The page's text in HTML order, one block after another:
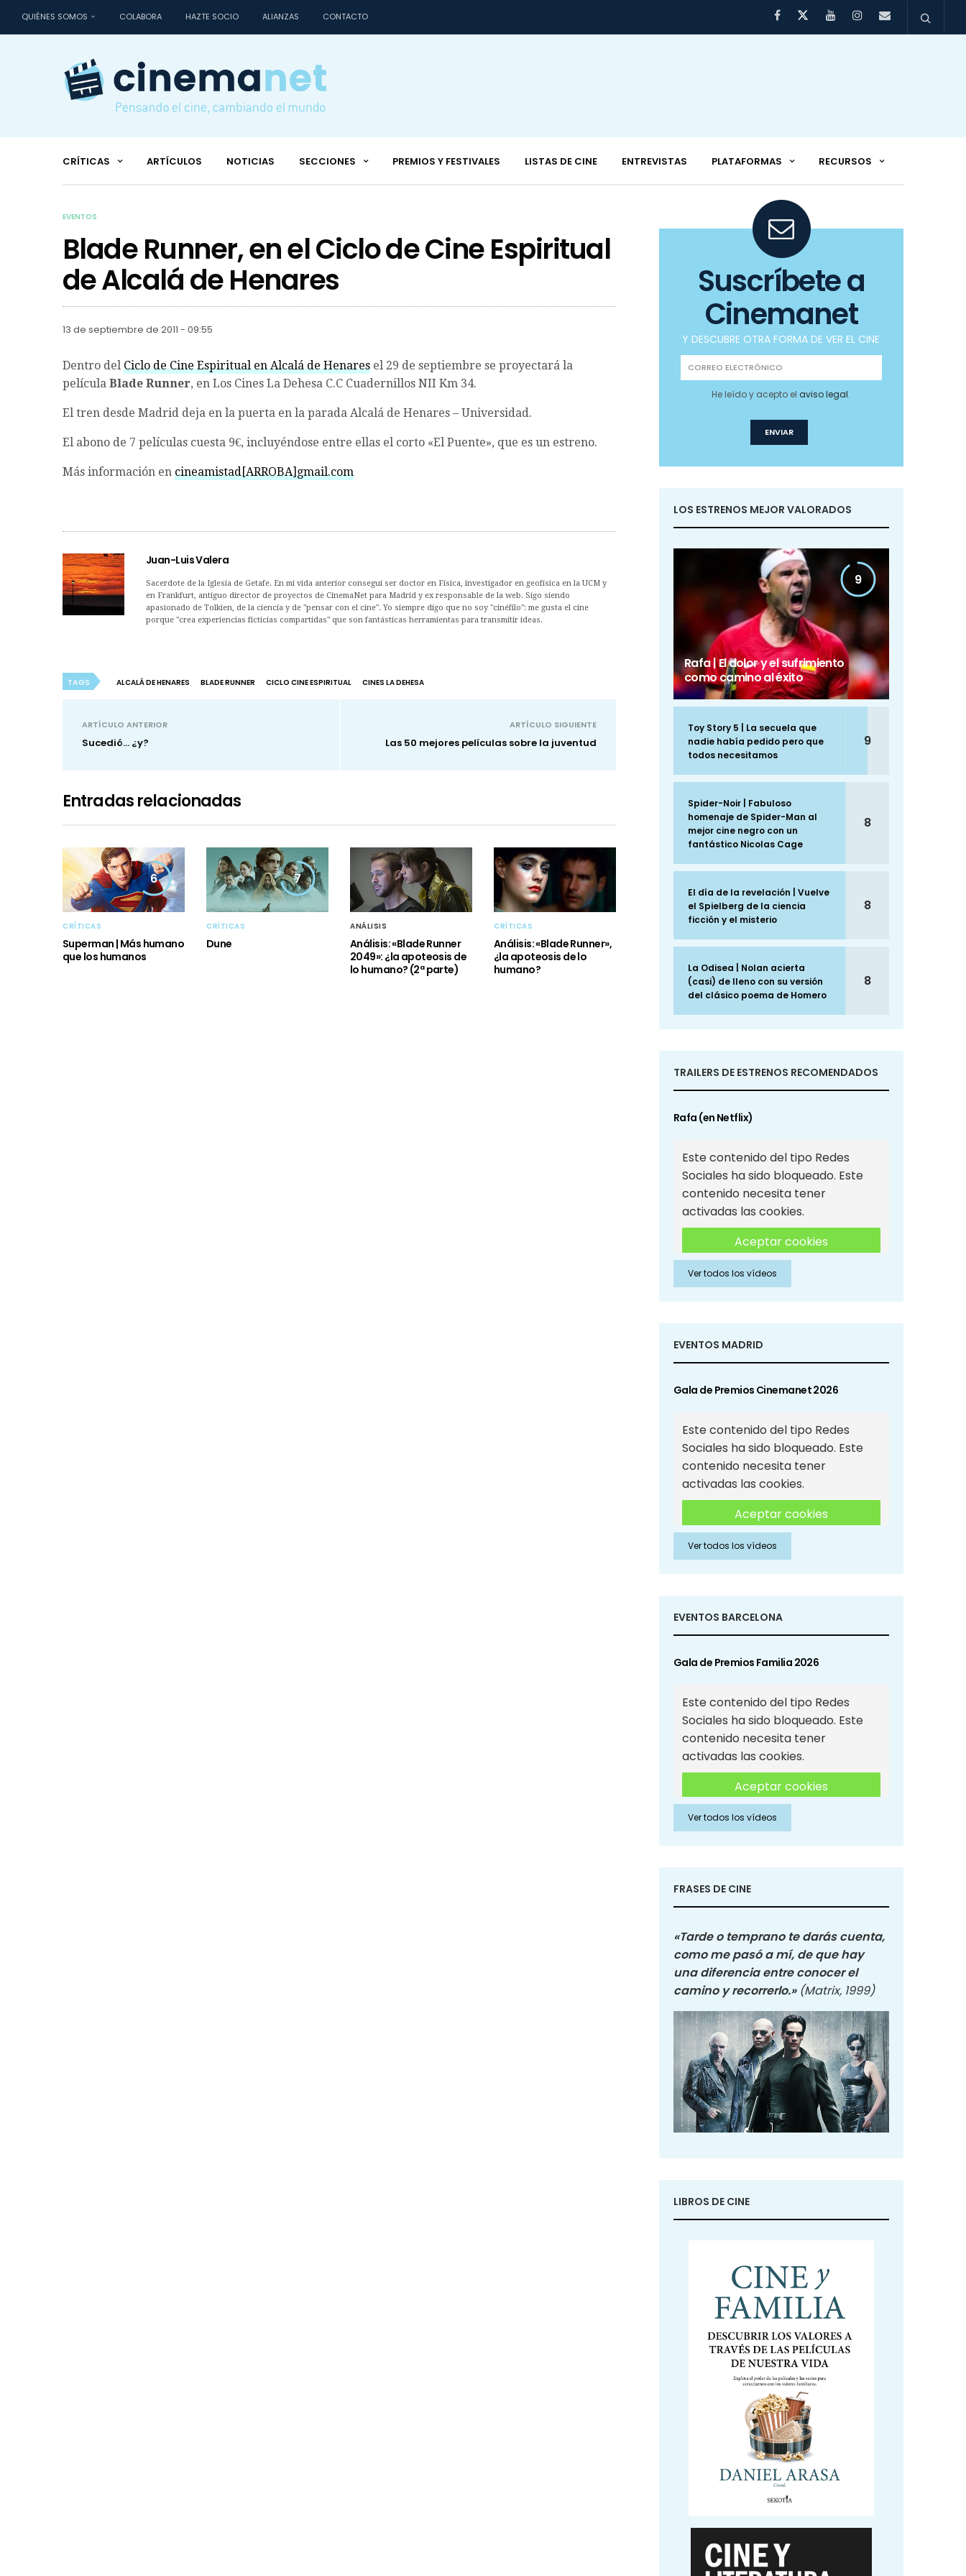
QUIÉNES SOMOS COLABORA HAZTE SOCIO ALIANZAS CONTACTO
CRÍTICAS ARTÍCULOS NOTICIAS SECCIONES PREMIOS Y FESTIVALES LISTAS DE CINE ENTREVISTAS PLATAFORMAS RECURSOS
EVENTOS
Blade Runner, en el Ciclo de Cine Espiritual
de Alcalá de Henares
13 de septiembre de 2011 - 09:55
Dentro del Ciclo de Cine Espiritual en Alcalá de Henares el 29 de septiembre se proyectará la
película Blade Runner, en Los Cines La Dehesa C.C Cuadernillos NII Km 34.
El tren desde Madrid deja en la puerta en la parada Alcalá de Henares – Universidad.
El abono de 7 películas cuesta 9€, incluyéndose entre ellas el corto «El Puente», que es un estreno.
Más información en cineamistad[ARROBA]gmail.com
Juan-Luis Valera
Sacerdote de la Iglesia de Getafe. En mi vida anterior conseguí ser doctor en Física, investigador en geofísica en la UCM y
en Frankfurt, antiguo director de proyectos de CinemaNet para Madrid y ex responsable de la web. Sigo siendo
apasionado de Tolkien, de la ciencia y de "pensar con el cine". Yo siempre digo que no soy "cinéfilo": me gusta el cine
porque "crea experiencias ficticias compartidas" que son fantásticas herramientas para transmitir ideas.
TAGS ALCALÁ DE HENARES BLADE RUNNER CICLO CINE ESPIRITUAL CINES LA DEHESA
ARTÍCULO ANTERIOR
Sucedió... ¿y?
ARTÍCULO SIGUIENTE
Las 50 mejores películas sobre la juventud
Entradas relacionadas
6
CRÍTICAS
Superman | Más humano
que los humanos
7
CRÍTICAS
Dune
ANÁLISIS
Análisis: «Blade Runner
2049»: ¿la apoteosis de
lo humano? (2ª parte)
CRÍTICAS
Análisis: «Blade Runner»,
¿la apoteosis de lo
humano?
Suscríbete a
Cinemanet
Y DESCUBRE OTRA FORMA DE VER EL CINE
He leído y acepto elaviso legal.
LOS ESTRENOS MEJOR VALORADOS
9
Rafa | El dolor y el sufrimiento
como camino al éxito
Toy Story 5 | La secuela que
nadie había pedido pero que
todos necesitamos
9
Spider-Noir | Fabuloso
homenaje de Spider-Man al
mejor cine negro con un
fantástico Nicolas Cage
8
El día de la revelación | Vuelve
el Spielberg de la ciencia
ficción y el misterio
8
La Odisea | Nolan acierta
(casi) de lleno con su versión
del clásico poema de Homero
8
TRAILERS DE ESTRENOS RECOMENDADOS
Rafa (en Netflix)
Este contenido del tipo Redes
Sociales ha sido bloqueado. Este
contenido necesita tener
activadas las cookies.
Aceptar cookies
Aceptar cookies de Redes
Sociales
Ver todos los vídeos
EVENTOS MADRID
Gala de Premios Cinemanet 2026
Este contenido del tipo Redes
Sociales ha sido bloqueado. Este
contenido necesita tener
activadas las cookies.
Aceptar cookies
Aceptar cookies de Redes
Sociales
Ver todos los vídeos
EVENTOS BARCELONA
Gala de Premios Familia 2026
Este contenido del tipo Redes
Sociales ha sido bloqueado. Este
contenido necesita tener
activadas las cookies.
Aceptar cookies
Aceptar cookies de Redes
Sociales
Ver todos los vídeos
FRASES DE CINE
«Tarde o temprano te darás cuenta,
como me pasó a mí, de que hay
una diferencia entre conocer el
camino y recorrerlo.» (Matrix, 1999)
LIBROS DE CINE